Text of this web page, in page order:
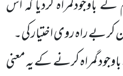
باوجودگمراہ کردیا کہ اس
کر بے راہ روی اختیار کی۔
گمراہ کرنے کے یہ معنی